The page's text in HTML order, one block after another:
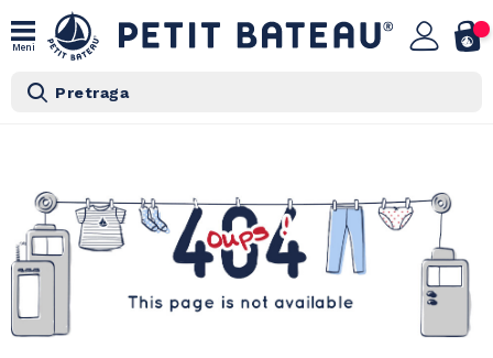
Meni
Pretraga